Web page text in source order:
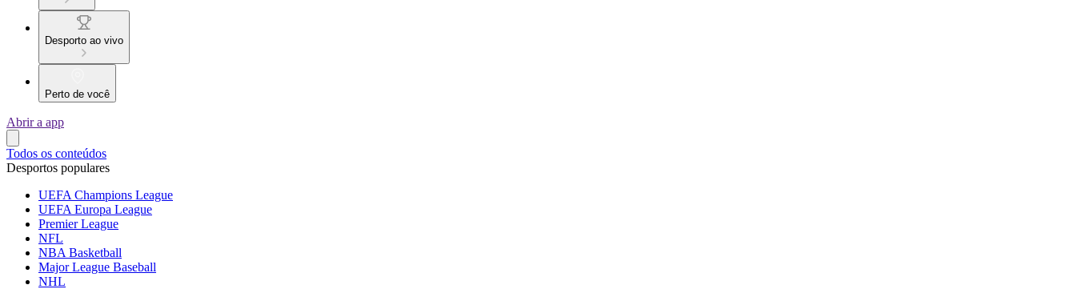
Desporto ao vivo
Perto de você
Abrir a app
Todos os conteúdos
Desportos populares
UEFA Champions League
UEFA Europa League
Premier League
NFL
NBA Basketball
Major League Baseball
NHL